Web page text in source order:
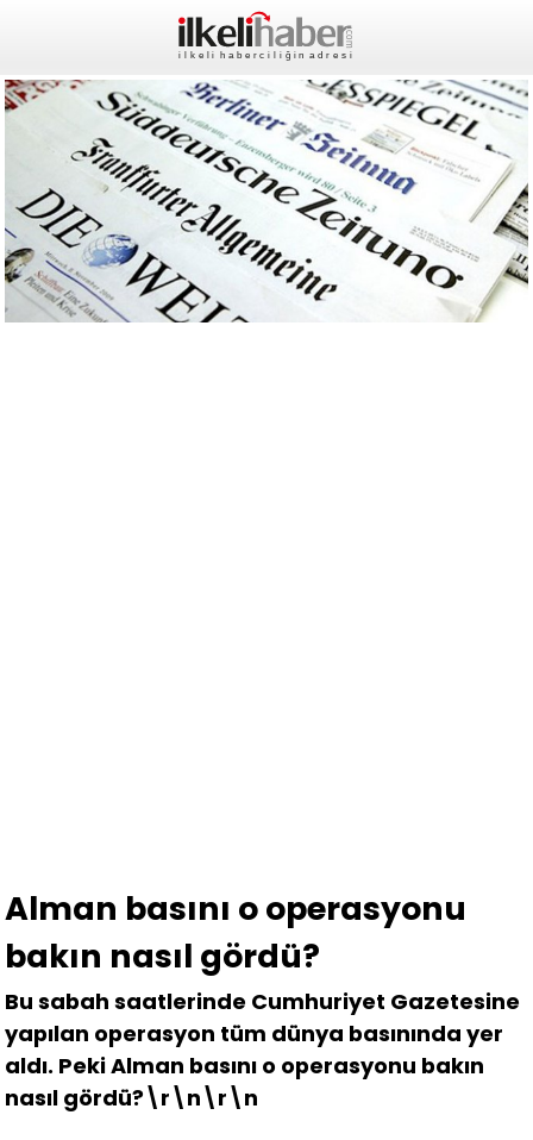
Alman basını o operasyonu
bakın nasıl gördü?
Bu sabah saatlerinde Cumhuriyet Gazetesine
yapılan operasyon tüm dünya basınında yer
aldı. Peki Alman basını o operasyonu bakın
nasıl gördü?\r\n\r\n